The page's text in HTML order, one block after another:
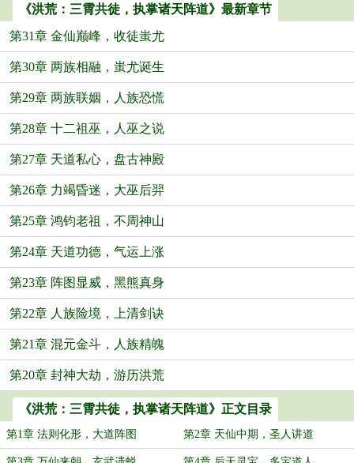
《洪荒：三霄共徒，执掌诸天阵道》最新章节
第31章 金仙巅峰，收徒蚩尤
第30章 两族相融，蚩尤诞生
第29章 两族联姻，人族恐慌
第28章 十二祖巫，人巫之说
第27章 天道私心，盘古神殿
第26章 力竭昏迷，大巫后羿
第25章 鸿钧老祖，不周神山
第24章 天道功德，气运上涨
第23章 阵图显威，黑熊真身
第22章 人族险境，上清剑诀
第21章 混元金斗，人族精魄
第20章 封神大劫，游历洪荒
《洪荒：三霄共徒，执掌诸天阵道》正文目录
第1章 法则化形，大道阵图 第2章 天仙中期，圣人讲道